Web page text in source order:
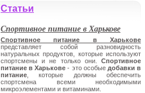
Статьи
Спортивное питание в Харькове
Спортивное питание в Харькове
представляет собой разновидность
натуральных продуктов, которые используют
спортсмены и не только они. Спортивное
питание в Харькове - это особые добавки в
питание , которые должны обеспечить
спортсмена всеми необходимыми
микроэлементами и витаминами.